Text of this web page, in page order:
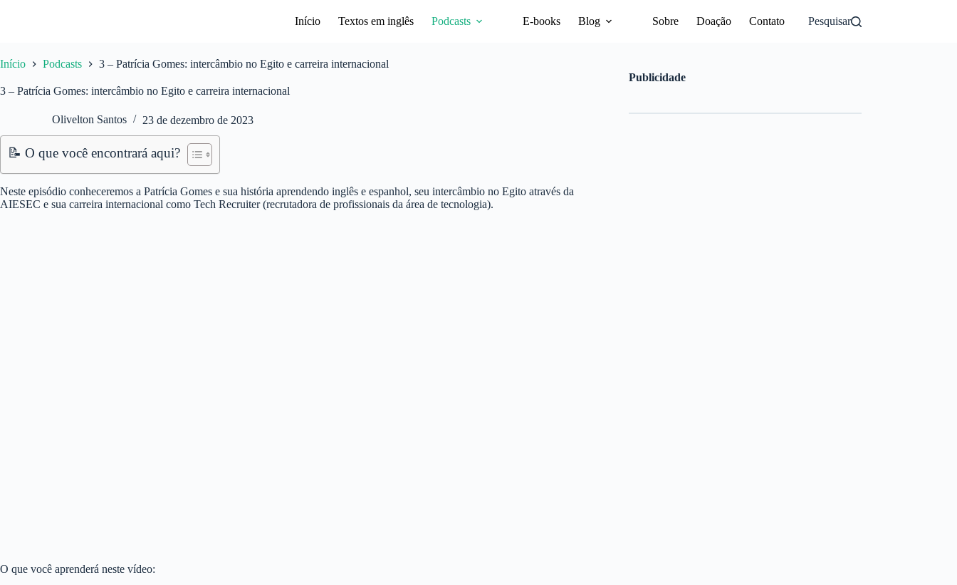
Início Textos em inglês Podcasts E-books Blog Sobre Doação Contato Pesquisar
Início Podcasts 3 – Patrícia Gomes: intercâmbio no Egito e carreira internacional
3 – Patrícia Gomes: intercâmbio no Egito e carreira internacional
Olivelton Santos 23 de dezembro de 2023
📝 O que você encontrará aqui?
Neste episódio conheceremos a Patrícia Gomes e sua história aprendendo inglês e espanhol, seu intercâmbio no Egito através da
AIESEC e sua carreira internacional como Tech Recruiter (recrutadora de profissionais da área de tecnologia).
O que você aprenderá neste vídeo:
Publicidade